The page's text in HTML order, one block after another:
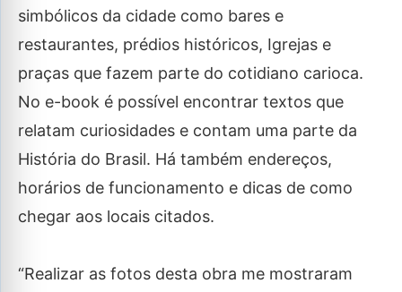
simbólicos da cidade como bares e
restaurantes, prédios históricos, Igrejas e
praças que fazem parte do cotidiano carioca.
No e-book é possível encontrar textos que
relatam curiosidades e contam uma parte da
História do Brasil. Há também endereços,
horários de funcionamento e dicas de como
chegar aos locais citados.
“Realizar as fotos desta obra me mostraram